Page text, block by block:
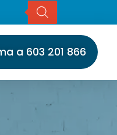
Técnico
a 603 201 866